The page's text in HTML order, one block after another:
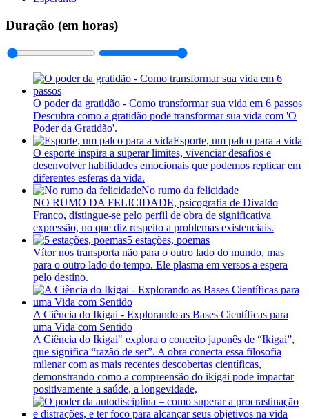
Duração (em horas)
O poder da gratidão - Como transformar sua vida em 6 passos
Descubra como a gratidão pode transformar sua vida com 'O
Poder da Gratidão'.
Esporte, um palco para a vida
O esporte inspira a superar limites, vivenciar desafios e
desenvolver habilidades emocionais que podemos replicar em
diferentes esferas da vida.
No rumo da felicidade
NO RUMO DA FELICIDADE, psicografia de Divaldo
Franco, distingue-se pelo perfil de obra de significativa
expressão, no que diz respeito a problemas existenciais.
5 estações, poemas
Vítor nos transporta não para o outro lado do mundo, mas
para o outro lado do tempo. Ele plasma em versos a espera
pelo destino.
A Ciência do Ikigai - Explorando as Bases Científicas para
uma Vida com Sentido
A Ciência do Ikigai" explora o conceito japonês de “Ikigai”,
que significa “razão de ser”. A obra conecta essa filosofia
milenar com as mais recentes descobertas científicas,
demonstrando como a compreensão do ikigai pode impactar
positivamente a saúde, a longevidade,